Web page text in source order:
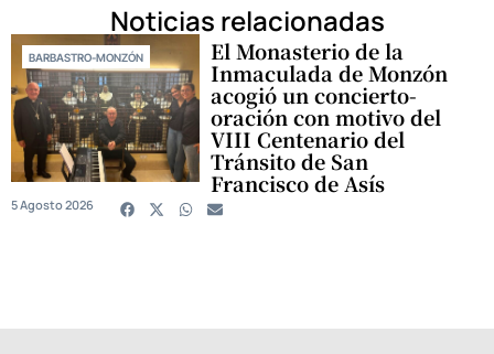
Noticias relacionadas
BARBASTRO-MONZÓN El Monasterio de la
Inmaculada de Monzón
acogió un concierto-
oración con motivo del
VIII Centenario del
Tránsito de San
Francisco de Asís
5 Agosto 2026